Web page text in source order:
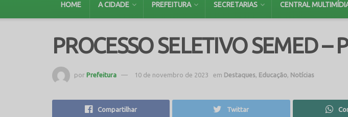
HOME A CIDADE PREFEITURA SECRETARIAS CENTRAL
PROCESSO SELETIVO SEMED –
por Prefeitura 10 de novembro de 2023 em Destaques Educação Notícias
Compartilhar Twittar